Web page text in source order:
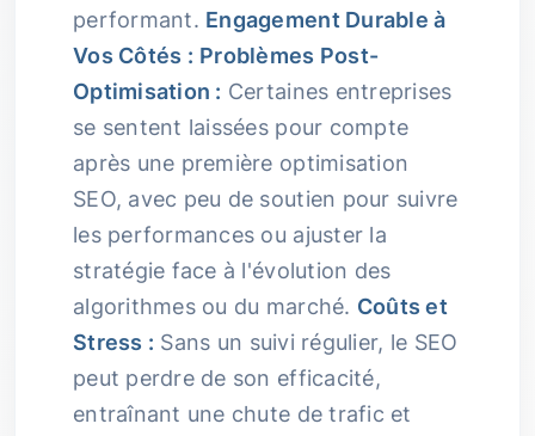
performant. Engagement Durable à
Vos Côtés : Problèmes Post-
Optimisation : Certaines entreprises
se sentent laissées pour compte
après une première optimisation
SEO, avec peu de soutien pour suivre
les performances ou ajuster la
stratégie face à l'évolution des
algorithmes ou du marché. Coûts et
Stress : Sans un suivi régulier, le SEO
peut perdre de son efficacité,
entraînant une chute de trafic et